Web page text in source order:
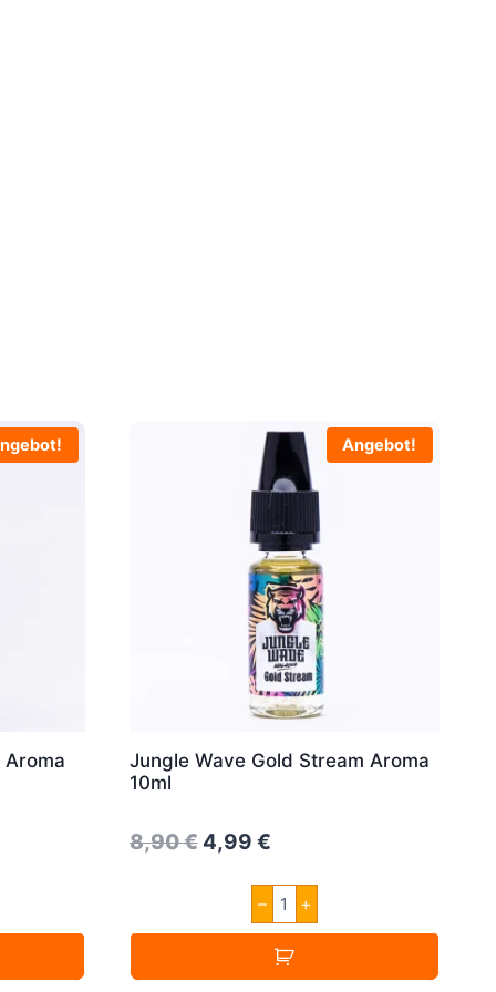
Aroma
Angebot!
Jungle Wave Gold Stream Aroma
10ml
8,90€ Original
8,90 €.
4,99 €Current
is:
4,99 €.
–
Jungle
Wave
Gold
Stream
Aroma
10ml
+